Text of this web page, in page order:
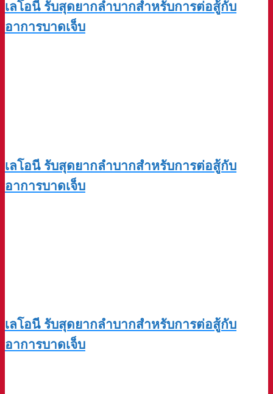
เลโอนี รับสุดยากลำบากสำหรับการต่อสู้กับ
อาการบาดเจ็บ
เลโอนี รับสุดยากลำบากสำหรับการต่อสู้กับ
อาการบาดเจ็บ
เลโอนี รับสุดยากลำบากสำหรับการต่อสู้กับ
อาการบาดเจ็บ